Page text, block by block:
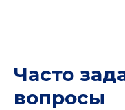
Часто
вопросы